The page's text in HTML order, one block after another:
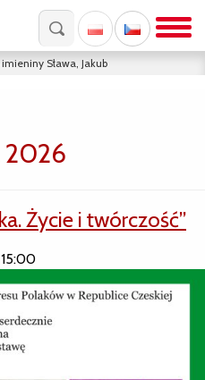
imieniny Sława, Jakub
2026
Życie i twórczość”